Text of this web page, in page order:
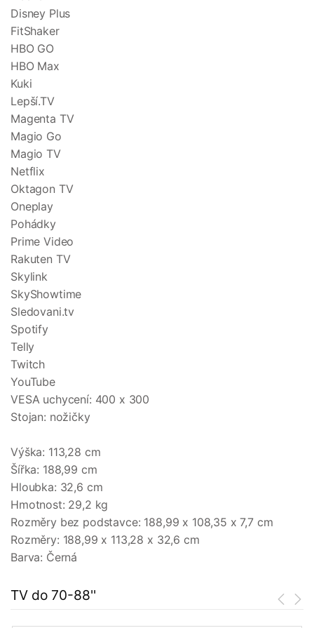
Disney Plus
FitShaker
HBO GO
HBO Max
Kuki
Lepší.TV
Magenta TV
Magio Go
Magio TV
Netflix
Oktagon TV
Oneplay
Pohádky
Prime Video
Rakuten TV
Skylink
SkyShowtime
Sledovani.tv
Spotify
Telly
Twitch
YouTube
VESA uchycení: 400 x 300
Stojan: nožičky
Výška: 113,28 cm
Šířka: 188,99 cm
Hloubka: 32,6 cm
Hmotnost: 29,2 kg
Rozměry bez podstavce: 188,99 x 108,35 x 7,7 cm
Rozměry: 188,99 x 113,28 x 32,6 cm
Barva: Černá
TV do 70-88''